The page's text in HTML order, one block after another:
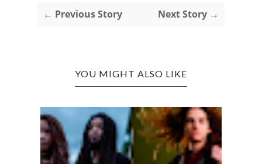
← Previous Story Next Story →
YOU MIGHT ALSO LIKE